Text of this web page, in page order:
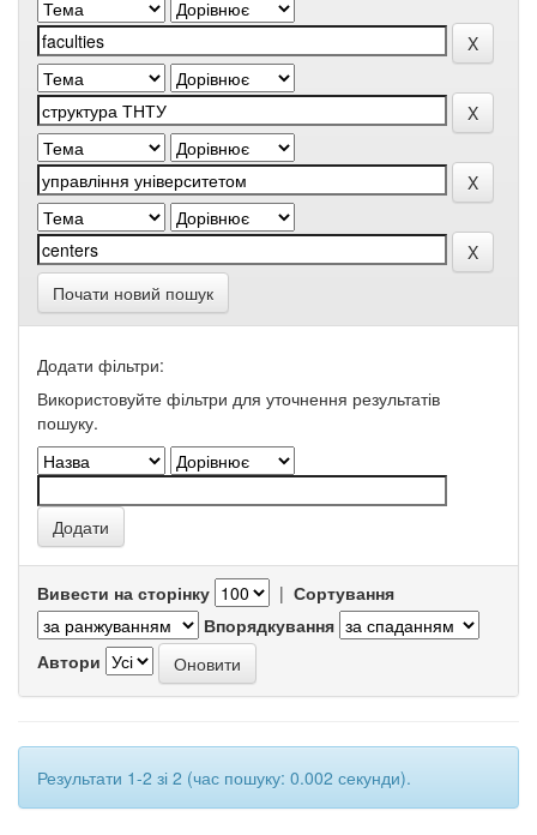
Почати новий пошук
Додати фільтри:
Використовуйте фільтри для уточнення результатів
пошуку.
Вивести на сторінку | Сортування
Впорядкування
Автори
Результати 1-2 зі 2 (час пошуку: 0.002 секунди).